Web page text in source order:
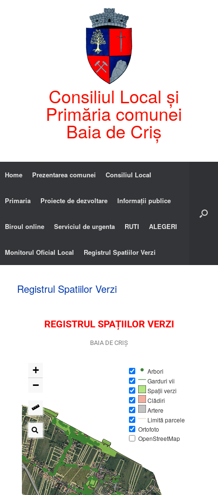
Consiliul Local și
Primăria comunei
Baia de Criș
Home Prezentarea comunei Consiliul Local
Primaria Proiecte de dezvoltare Informații publice
Biroul online Serviciul de urgenta RUTI ALEGERI
Monitorul Oficial Local Registrul Spatiilor Verzi
Registrul Spatiilor Verzi
REGISTRUL SPAȚIILOR VERZI
BAIA DE CRIȘ